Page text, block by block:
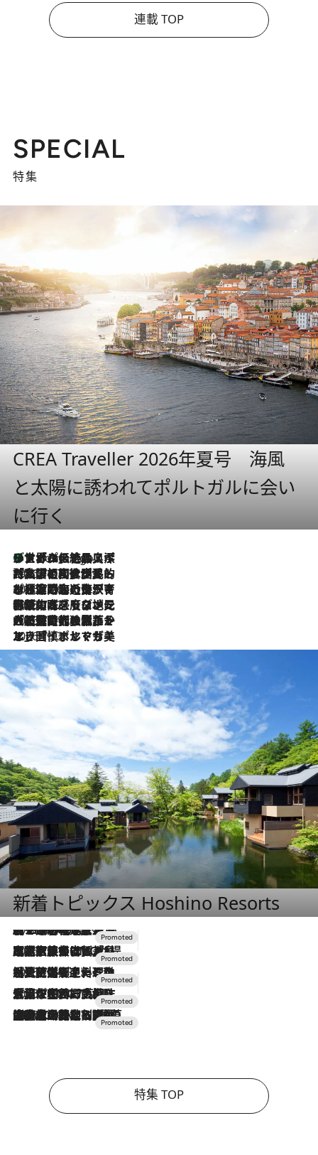
連載 TOP
SPECIAL
特集
CREA Traveller 2026年夏号 海風
と太陽に誘われてポルトガルに会い
に行く
7 Hours Ago
リスボンの絶品スイーツ「パステル・デ・ナタ」とは？ポルトガル伝統の奥深い世界へ
2026.7.27
「私の祖国はポルトガル語です」国民的詩人フェルナンド・ペソアと、彼が愛した文学の街を歩く
2026.7.26
ポルトガル近海が育む極上の海の幸。キリリと冷えた白ワインと愉しむ、シーフード専門店の贅沢
2026.7.22
伝統の味をモダンに昇華。高感度な地元客が集う、リスボンの最旬ガストロノミー
2026.7.21
大航海時代の栄華から、震災、独裁、そして革命へ。ポルトガル・首都リスボンの石畳に刻まれた「歴史の光と影」
2026.7.13
エッセイ・ヤマザキマリ「慎ましくも美しき国 ポルトガル」
新着トピックス Hoshino Resorts
2026.8.7
【トンボの足水浴】ヒノキの香りに包まれて涼感マックス！約13℃の湧水かけ流しを避暑地「星野温泉 トンボの湯」で体験
2026.7.31
【ホテル帰省】という選択肢をOMOが提案。家族とほどよい距離を保つには「昼は実家、夜は気兼ねなくホテルで！」
2026.7.24
【夏限定ディナーコース】旬を迎える稚鮎や花ズッキーニなどをイタリア・トスカーナの郷土料理の手法で満喫！
2026.7.17
「土佐和ハーブかき氷」がOMO7高知に登場！生姜、山椒、大葉など目にも舌にも涼を呼ぶ郷土の味
2026.7.10
NEW OPEN！【界 草津】名湯の地に誕生。趣の異なる2種の温泉と上州ならではの会席・蕎麦割烹など美食を味わう究極の癒やし旅
特集 TOP